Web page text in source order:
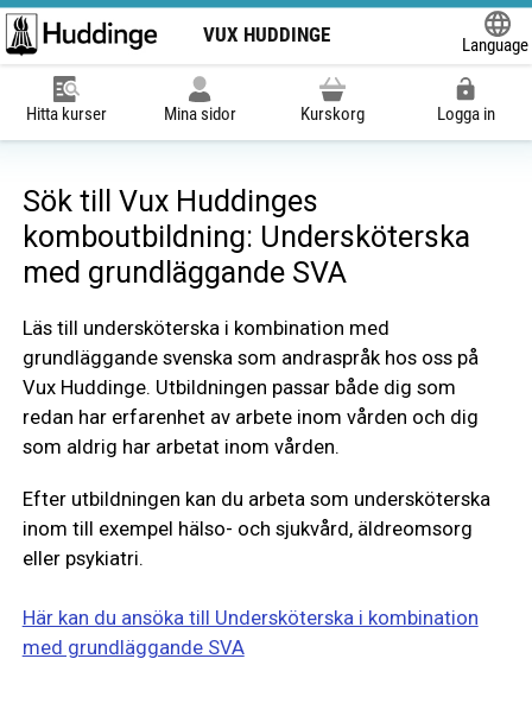
VUX HUDDINGE
Language
Hitta kurser Mina sidor Kurskorg Logga in
Sök till Vux Huddinges
komboutbildning: Undersköterska
med grundläggande SVA
Läs till undersköterska i kombination med
grundläggande svenska som andraspråk hos oss på
Vux Huddinge. Utbildningen passar både dig som
redan har erfarenhet av arbete inom vården och dig
som aldrig har arbetat inom vården.
Efter utbildningen kan du arbeta som undersköterska
inom till exempel hälso- och sjukvård, äldreomsorg
eller psykiatri.
Här kan du ansöka till Undersköterska i kombination
med grundläggande SVA